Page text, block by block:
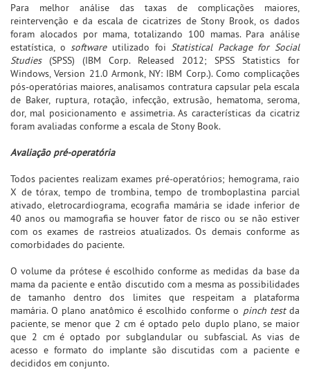
Para melhor análise das taxas de complicações maiores,
reintervenção e da escala de cicatrizes de Stony Brook, os dados
foram alocados por mama, totalizando 100 mamas. Para análise
estatística, osoftwareutilizado foi Statistical Package for Social
Studies(SPSS) (IBM Corp. Released 2012; SPSS Statistics for
Windows, Version 21.0 Armonk, NY: IBM Corp.). Como complicações
pós-operatórias maiores, analisamos contratura capsular pela escala
de Baker, ruptura, rotação, infecção, extrusão, hematoma, seroma,
dor, mal posicionamento e assimetria. As características da cicatriz
foram avaliadas conforme a escala de Stony Book.
Avaliação pré-operatória
Todos pacientes realizam exames pré-operatórios; hemograma, raio
X de tórax, tempo de trombina, tempo de tromboplastina parcial
ativado, eletrocardiograma, ecografia mamária se idade inferior de
40 anos ou mamografia se houver fator de risco ou se não estiver
com os exames de rastreios atualizados. Os demais conforme as
comorbidades do paciente.
O volume da prótese é escolhido conforme as medidas da base da
mama da paciente e então discutido com a mesma as possibilidades
de tamanho dentro dos limites que respeitam a plataforma
mamária. O plano anatômico é escolhido conforme o pinch testda
paciente, se menor que 2 cm é optado pelo duplo plano, se maior
que 2 cm é optado por subglandular ou subfascial. As vias de
acesso e formato do implante são discutidas com a paciente e
decididos em conjunto.